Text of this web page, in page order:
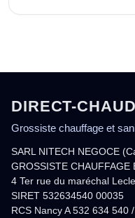
DIRECT-
Grossiste chauffage et
SARL NITECH NEGOCE
GROSSISTE CHAUFFAGE
4 Ter rue du maréchal
SIRET 532634540 00035
RCS Nancy A 532 634 540